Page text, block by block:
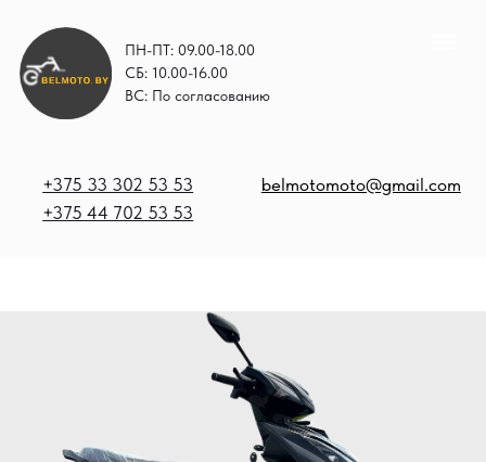
ПН-ПТ: 09.00-18.00
СБ: 10.00-16.00
ВС: По согласованию